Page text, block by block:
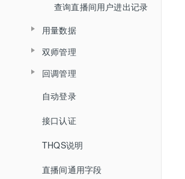
查询直播间用户进出记录
用量数据
查询用量信息
双师管理
创建直播间
更新直播间
查询直播间信息
创建登录sessionId
说明
回调管理
开始结束直播
登录退出
视频转码
文档转码
自动登录
接口认证
THQS说明
直播间通用字段